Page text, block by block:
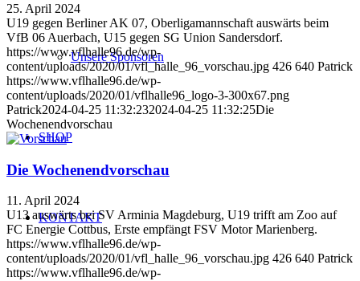
Unsere Sponsoren
SHOP
KONTAKT
25. April 2024
U19 gegen Berliner AK 07, Oberligamannschaft auswärts beim
VfB 06 Auerbach, U15 gegen SG Union Sandersdorf.
https://www.vflhalle96.de/wp-
content/uploads/2020/01/vfl_halle_96_vorschau.jpg 426 640 Patrick
https://www.vflhalle96.de/wp-
content/uploads/2020/01/vflhalle96_logo-3-300x67.png
Patrick2024-04-25 11:32:232024-04-25 11:32:25Die
Wochenendvorschau
Die Wochenendvorschau
11. April 2024
U13 auswärts bei SV Arminia Magdeburg, U19 trifft am Zoo auf
FC Energie Cottbus, Erste empfängt FSV Motor Marienberg.
https://www.vflhalle96.de/wp-
content/uploads/2020/01/vfl_halle_96_vorschau.jpg 426 640 Patrick
https://www.vflhalle96.de/wp-